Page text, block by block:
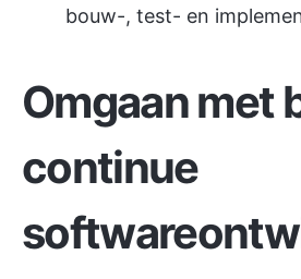
bouw-, test- en
Omgaan met
continue